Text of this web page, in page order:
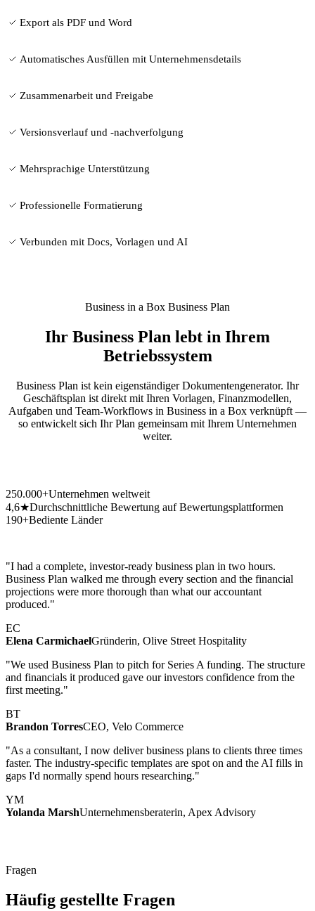
Export als PDF und Word
Automatisches Ausfüllen mit Unternehmensdetails
Zusammenarbeit und Freigabe
Versionsverlauf und -nachverfolgung
Mehrsprachige Unterstützung
Professionelle Formatierung
Verbunden mit Docs, Vorlagen und AI
Business in a Box Business Plan
Ihr Business Plan lebt in Ihrem
Betriebssystem
Business Plan ist kein eigenständiger Dokumentengenerator. Ihr
Geschäftsplan ist direkt mit Ihren Vorlagen, Finanzmodellen,
Aufgaben und Team-Workflows in Business in a Box verknüpft —
so entwickelt sich Ihr Plan gemeinsam mit Ihrem Unternehmen
weiter.
250.000+Unternehmen weltweit
4,6★Durchschnittliche Bewertung auf Bewertungsplattformen
190+Bediente Länder
"I had a complete, investor-ready business plan in two hours.
Business Plan walked me through every section and the financial
projections were more thorough than what our accountant
produced."
EC
Elena CarmichaelGründerin, Olive Street Hospitality
"We used Business Plan to pitch for Series A funding. The structure
and financials it produced gave our investors confidence from the
first meeting."
BT
Brandon TorresCEO, Velo Commerce
"As a consultant, I now deliver business plans to clients three times
faster. The industry-specific templates are spot on and the AI fills in
gaps I'd normally spend hours researching."
YM
Yolanda MarshUnternehmensberaterin, Apex Advisory
Fragen
Häufig gestellte Fragen